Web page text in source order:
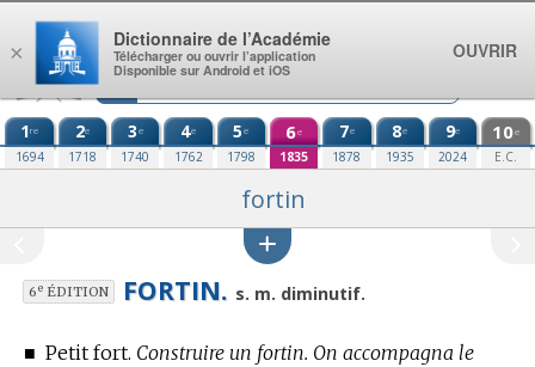
Aller au contenu
1re
1694
2e
1718
3e
1740
4e
1762
5e
1798
6e
1835
7e
1878
8e
1935
9e
2024
10e
E.C.
fortin
6eÉDITION FORTIN. s. m. diminutif.
■ Petit fort. Construire un fortin. On accompagna le
×
Dictionnaire de l’Académie
Télécharger ou ouvrir l’application
Disponible sur Android et iOS
OUVRIR